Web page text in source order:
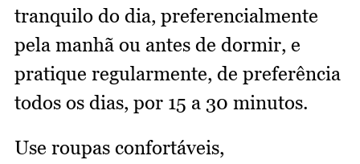
tranquilo do dia, preferencialmente
pela manhã ou antes de dormir, e
pratique regularmente, de preferência
todos os dias, por 15 a 30 minutos.
Use roupas confortáveis,